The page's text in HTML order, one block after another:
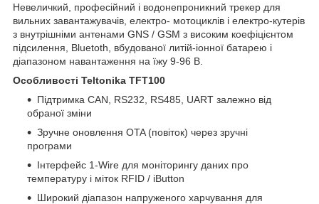
Невеличкий, професійний і водонепроникний трекер для
вильних завантажувачів, електро- мотоциклів і електро-кутерів
з внутрішніми антенами GNS / GSM з високим коефіцієнтом
підсилення, Bluetoth, вбудованої литій-іонної батарею і
діапазоном навантаження на їжу 9-96 В.
Особливості Teltonika TFT100
Підтримка CAN, RS232, RS485, UART залежно від
обраної зміни
Зручне оновлення OTA (повіток) через зручні
програми
Інтерфейс 1-Wire для моніторингу даних про
температуру і міток RFID / iButton
Широкий діапазон напруженого харчування для